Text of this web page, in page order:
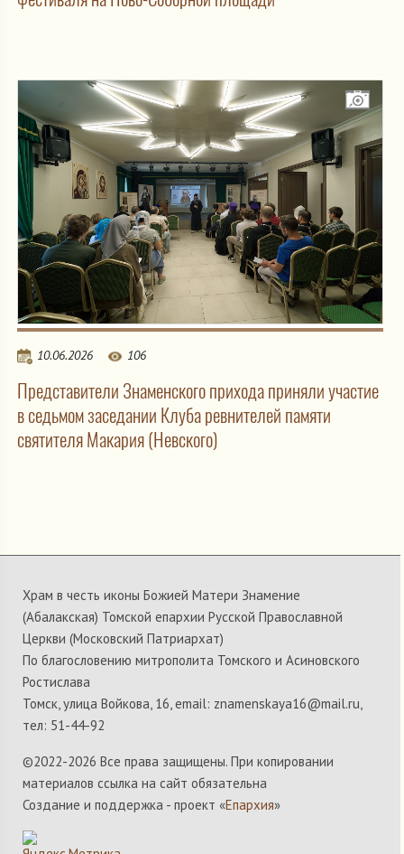
10.06.2026 106
Представители Знаменского прихода приняли участие
в седьмом заседании Клуба ревнителей памяти
святителя Макария (Невского)
Храм в честь иконы Божией Матери Знамение
(Абалакская) Томской епархии Русской Православной
Церкви (Московский Патриархат)
По благословению митрополита Томского и Асиновского
Ростислава
Томск, улица Войкова, 16, email: znamenskaya16@mail.ru,
тел: 51-44-92
©2022-2026 Все права защищены. При копировании
материалов ссылка на сайт обязательна
Создание и поддержка - проект «Епархия»